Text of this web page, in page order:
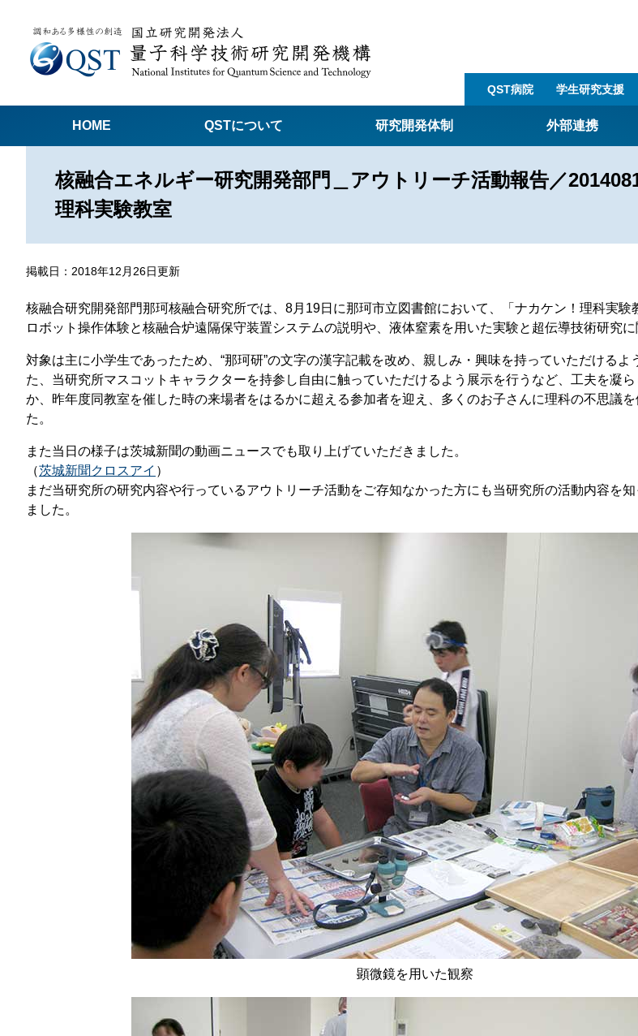
QST病院 学生研究支援​
HOME QSTについて
量子科学技術でつくる私たちの未来
情報公開請求手続について
個人情報関連の情報
研究開発体制
高崎量子技術基盤研究所
量子生命科学研究所
QST病院
放射線医学研究所
那珂フュージョン科学技術研究所
六ヶ所フュージョンエネルギー研究所
QST革新プロジェクト
外部連携
アライアンス事業
SIP第3期「先進的量子技
進」
核融合エネルギー研究開発部門＿アウトリーチ活動報告／
理科実験教室
掲載日：2018年12月26日更新
核融合研究開発部門那珂核融合研究所では、8月19日に那珂市立図書館において、「ナカケン！理科実験
ロボット操作体験と核融合炉遠隔保守装置システムの説明や、液体窒素を用いた実験と超伝導技術研究に
対象は主に小学生であったため、“那珂研”の文字の漢字記載を改め、親しみ・興味を持っていただけるよ
た、当研究所マスコットキャラクターを持参し自由に触っていただけるよう展示を行うなど、工夫を凝
か、昨年度同教室を催した時の来場者をはるかに超える参加者を迎え、多くのお子さんに理科の不思議
た。
また当日の様子は茨城新聞の動画ニュースでも取り上げていただきました。
（茨城新聞クロスアイ ）
まだ当研究所の研究内容や行っているアウトリーチ活動をご存知なかった方にも当研究所の活動内容を
ました。
顕微鏡を用いた観察